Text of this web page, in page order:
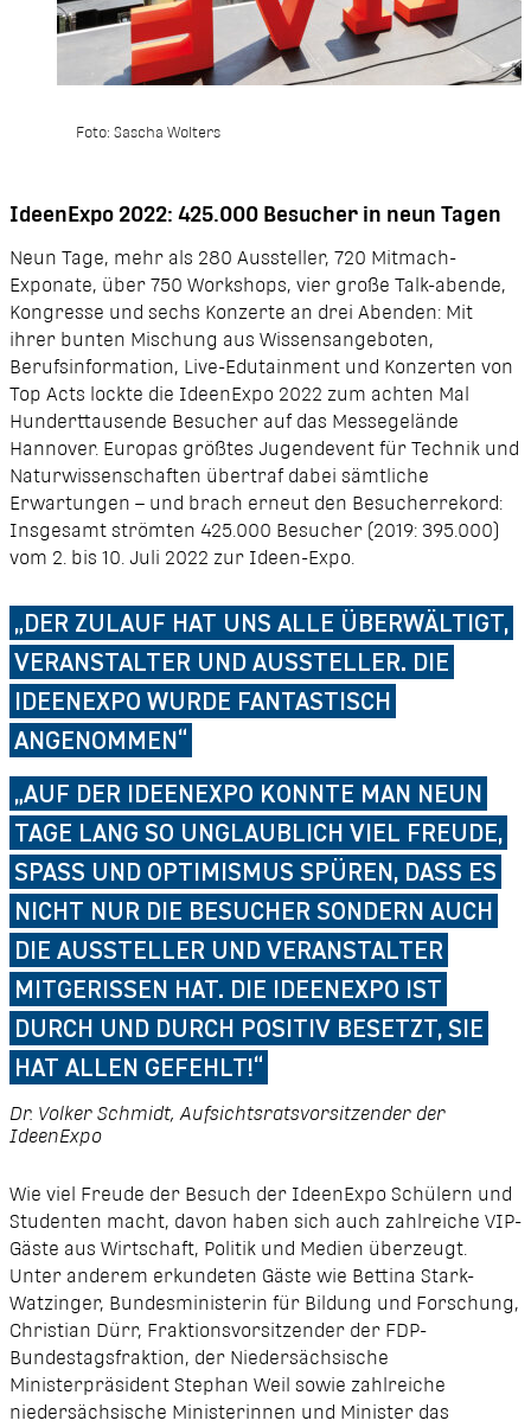
Foto: Sascha Wolters
IdeenExpo 2022: 425.000 Besucher in neun Tagen
Neun Tage, mehr als 280 Aussteller, 720 Mitmach-
Exponate, über 750 Workshops, vier große Talk-abende,
Kongresse und sechs Konzerte an drei Abenden: Mit
ihrer bunten Mischung aus Wissensangeboten,
Berufsinformation, Live-Edutainment und Konzerten von
Top Acts lockte die IdeenExpo 2022 zum achten Mal
Hunderttausende Besucher auf das Messegelände
Hannover. Europas größtes Jugendevent für Technik und
Naturwissenschaften übertraf dabei sämtliche
Erwartungen – und brach erneut den Besucherrekord:
Insgesamt strömten 425.000 Besucher (2019: 395.000)
vom 2. bis 10. Juli 2022 zur Ideen-Expo.
„DER ZULAUF HAT UNS ALLE ÜBERWÄLTIGT,
VERANSTALTER UND AUSSTELLER. DIE
IDEENEXPO WURDE FANTASTISCH
ANGENOMMEN“
„AUF DER IDEENEXPO KONNTE MAN NEUN
TAGE LANG SO UNGLAUBLICH VIEL FREUDE,
SPASS UND OPTIMISMUS SPÜREN, DASS ES N
ICHT NUR DIE BESUCHER SONDERN AUCH D
IE AUSSTELLER UND VERANSTALTER M
ITGERISSEN HAT. DIE IDEENEXPO IST D
URCH UND DURCH POSITIV BESETZT, SIE H
AT ALLEN GEFEHLT!“
Dr. Volker Schmidt, Aufsichtsratsvorsitzender der
IdeenExpo
Wie viel Freude der Besuch der IdeenExpo Schülern und
Studenten macht, davon haben sich auch zahlreiche VIP-
Gäste aus Wirtschaft, Politik und Medien überzeugt.
Unter anderem erkundeten Gäste wie Bettina Stark-
Watzinger, Bundesministerin für Bildung und Forschung,
Christian Dürr, Fraktionsvorsitzender der FDP-
Bundestagsfraktion, der Niedersächsische
Ministerpräsident Stephan Weil sowie zahlreiche
niedersächsische Ministerinnen und Minister das